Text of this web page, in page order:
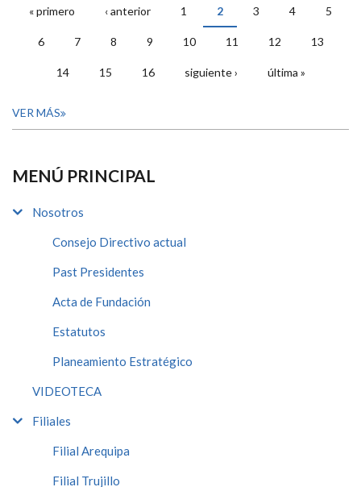
PÁGINAS
« primero ‹ anterior 1 2 3 4 5
6 7 8 9 10 11 12 13
14 15 16 siguiente › última »
VER MÁS
MENÚ PRINCIPAL
Nosotros
Consejo Directivo actual
Past Presidentes
Acta de Fundación
Estatutos
Planeamiento Estratégico
VIDEOTECA
Filiales
Filial Arequipa
Filial Trujillo